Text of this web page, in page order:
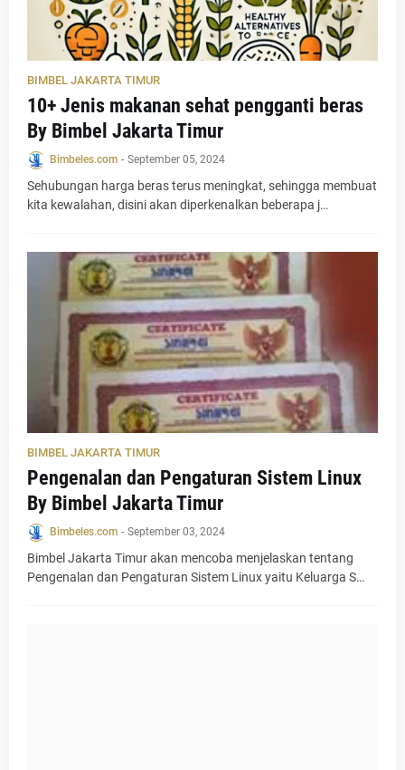
BIMBEL JAKARTA TIMUR
10+ Jenis makanan sehat pengganti beras
By Bimbel Jakarta Timur
Bimbeles.com - September 05, 2024
Sehubungan harga beras terus meningkat, sehingga membuat
kita kewalahan, disini akan diperkenalkan beberapa j…
BIMBEL JAKARTA TIMUR
Pengenalan dan Pengaturan Sistem Linux
By Bimbel Jakarta Timur
Bimbeles.com - September 03, 2024
Bimbel Jakarta Timur akan mencoba menjelaskan tentang
Pengenalan dan Pengaturan Sistem Linux yaitu Keluarga S…